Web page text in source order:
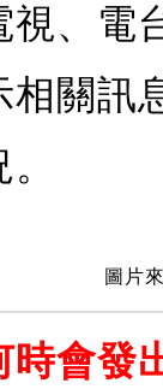
視、電
相關訊
圖片
時會發